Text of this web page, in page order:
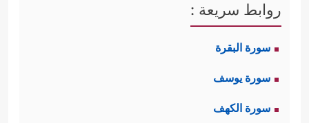
روابط سريعة :
سورة البقرة
سورة يوسف
سورة الكهف